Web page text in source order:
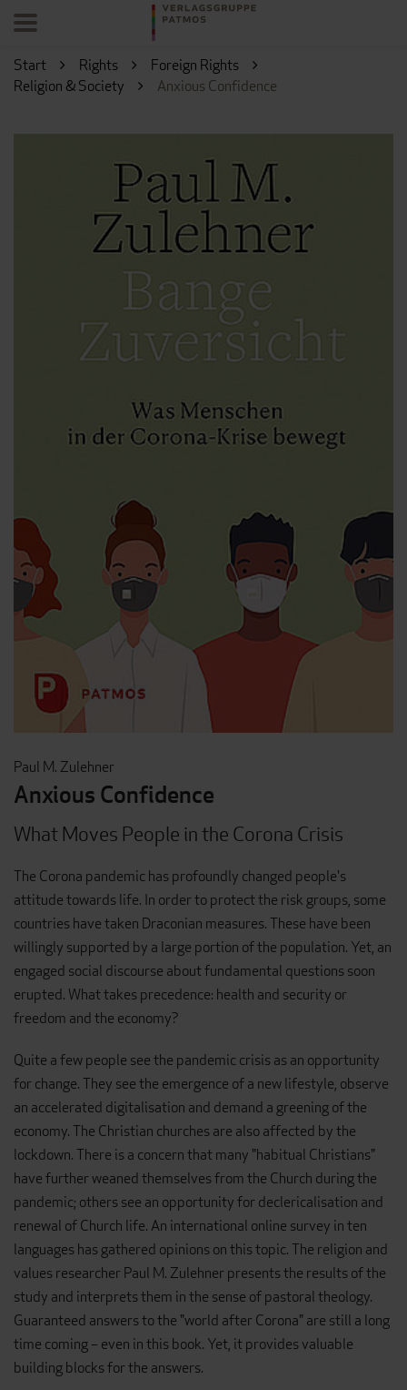
Start Rights
Foreign Rights
Religion & Society
Anxious Confidence
Paul M. Zulehner
Anxious Confidence
What Moves People in the Corona Crisis
The Corona pandemic has profoundly changed people's
attitude towards life. In order to protect the risk groups, some
countries have taken Draconian measures. These have been
willingly supported by a large portion of the population. Yet, an
engaged social discourse about fundamental questions soon
erupted. What takes precedence: health and security or
freedom and the economy?
Quite a few people see the pandemic crisis as an opportunity
for change. They see the emergence of a new lifestyle, observe
an accelerated digitalisation and demand a greening of the
economy. The Christian churches are also affected by the
lockdown. There is a concern that many "habitual Christians"
have further weaned themselves from the Church during the
pandemic; others see an opportunity for declericalisation and
renewal of Church life. An international online survey in ten
languages has gathered opinions on this topic. The religion and
values researcher Paul M. Zulehner presents the results of the
study and interprets them in the sense of pastoral theology.
Guaranteed answers to the "world after Corona" are still a long
time coming – even in this book. Yet, it provides valuable
building blocks for the answers.